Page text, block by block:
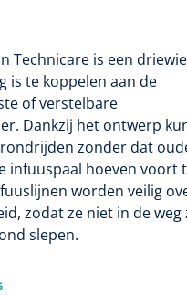
Technicare is een
is te koppelen aan de
of verstelbare
Dankzij het ontwerp
zonder dat
infuuspaal hoeven voort
worden veilig
zodat ze niet in de
slepen.